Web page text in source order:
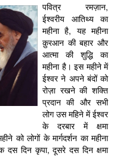
पवित्र रमज़ान,
ईश्वरीय आतिथ्य का
महीना है, यह महीना
क़ुरआन की बहार और
आत्मा की शुद्धि का
महीना है। इस महीने में
ईश्वर ने अपने बंदों को
रोज़ा रखने की शक्ति
प्रदान की और सभी
लोग उस महिने में ईश्वर
के दरबार में क्षमा
को लोगों के मार्गदर्शन का महीना
दस दिन कृपा, दूसरे दस दिन क्षमा